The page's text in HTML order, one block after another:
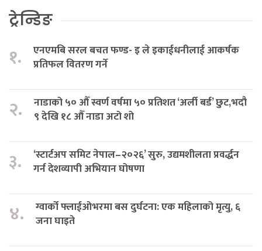
ट्रेन्डिङ
१.
एनएमबि सरल बचत फण्ड- इ ले इकाईधनीलाई आकर्षक
प्रतिफल वितरण गर्ने
२.
नाडाको ५० औँ स्वर्ण वर्षमा ५० प्रतिशत ‘अर्ली बर्ड’ छुट,भदौ
९ देखि १८ औँ नाडा अटो शो
३.
‘स्टार्टअप समिट नेपाल–२०२६’ सुरु, उद्यमशीलता प्रवर्द्धन
गर्न देशव्यापी अभियान घोषणा
४.
ग्वार्को फ्लाईओभरमा बस दुर्घटना: एक महिलाको मृत्यु, ६
जना घाइते